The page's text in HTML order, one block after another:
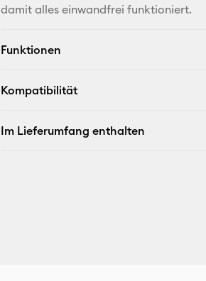
damit alles einwandfrei funktioniert.
Funktionen
Kompatibilität
Im Lieferumfang enthalten